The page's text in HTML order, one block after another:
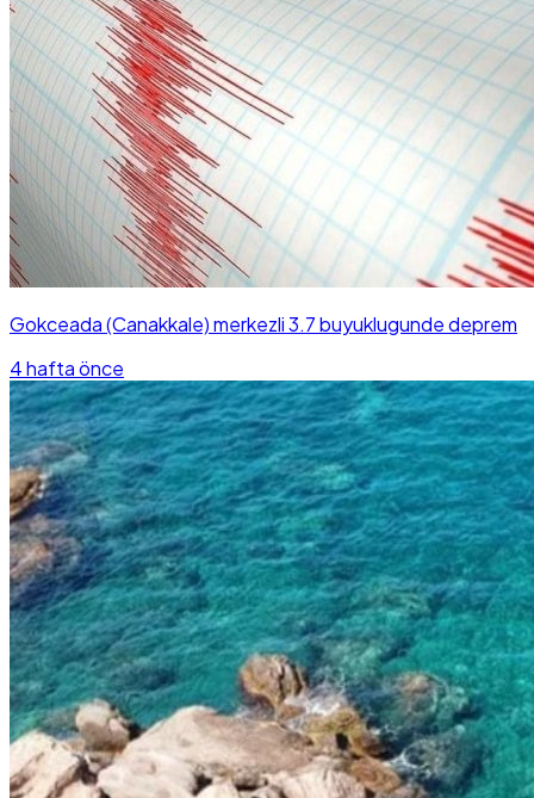
Gokceada (Canakkale) merkezli 3.7 buyuklugunde deprem
4 hafta önce